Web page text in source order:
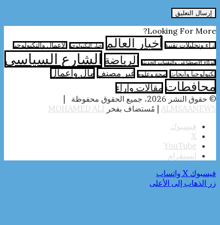
Looking For More?
آراء وتحليلات تقنية أخبار العالم اخبار التكنولوجيا الأعمال والتكنولوجيا
الذكاء الاصطناعي والتقنيات الحديثة الرياضة الشارع السياسي
تكنولوجيا وابحاث صحة وعلوم غير مصنف مال واعمال
محافطات مقالات وارآء
© حقوق النشر 2026، جميع الحقوق محفوظة |
ALMSAANEWS | مُستضاف بفخر MOHAMED ALI
فيسبوك
‫X
‫YouTube
انستقرام
فيسبوك ‫X واتساب
زر الذهاب إلى الأعلى